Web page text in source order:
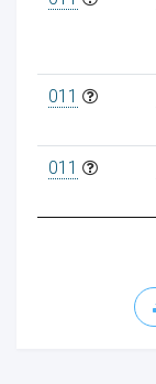
011
011